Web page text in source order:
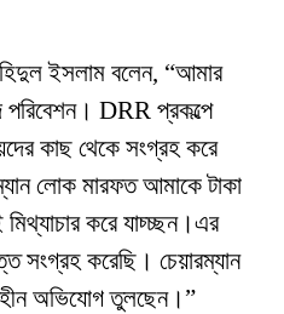
ইসলাম বলেন, “আমার
DRR প্রকল্পে
কাছ থেকে সংগ্রহ করে
লোক মারফত আমাকে টাকা
মিথ্যাচার করে যাচ্চ্ছন।এর
সংগ্রহ করেছি। চেয়ারম্যান
অভিযোগ তুলছেন।”